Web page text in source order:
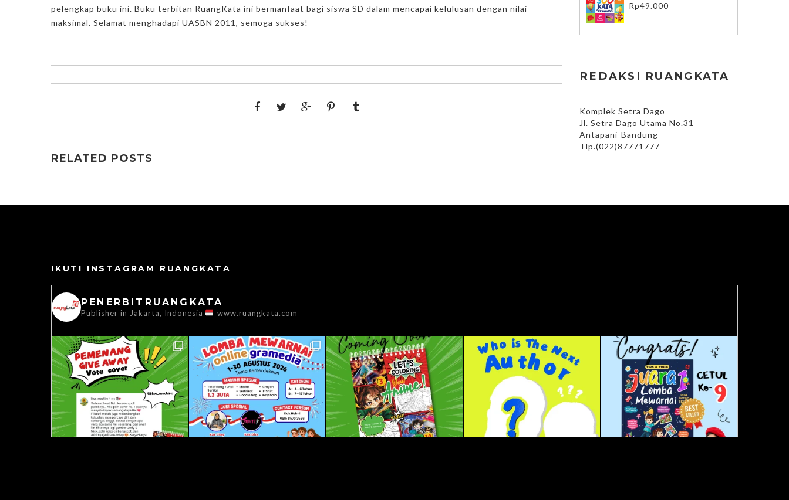
pelengkap buku ini. Buku terbitan RuangKata ini bermanfaat bagi siswa SD dalam mencapai kelulusan dengan nilai
maksimal. Selamat menghadapi UASBN 2011, semoga sukses!
RELATED POSTS
Rp49.000
REDAKSI RUANGKATA
Komplek Setra Dago
Jl. Setra Dago Utama No.31
Antapani-Bandung
Tlp.(022)87771777
IKUTI INSTAGRAM RUANGKATA
PENERBITRUANGKATA
Publisher in Jakarta, Indonesia www.ruangkata.com